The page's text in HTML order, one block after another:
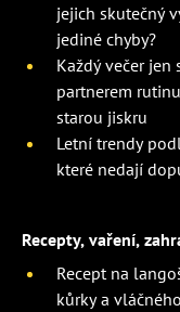
jejich skutečný
jediné chyby?
Každý večer
partnerem
starou jiskru
Letní trendy
které nedají
Recepty, vaření,
Recept na
kůrky a